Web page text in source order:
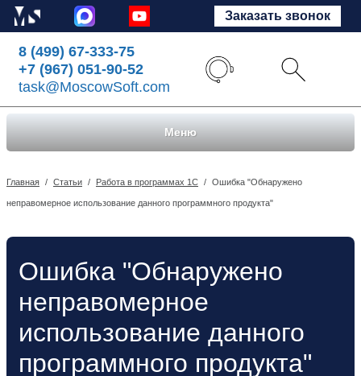
Заказать звонок
8 (499) 67-333-75
+7 (967) 051-90-52
task@MoscowSoft.com
Меню
Главная / Статьи / Работа в программах 1С / Ошибка "Обнаружено
неправомерное использование данного программного продукта"
Ошибка "Обнаружено
неправомерное
использование данного
программного продукта"